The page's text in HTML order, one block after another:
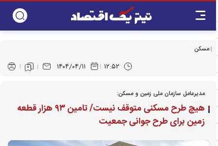
مسکن
۱۴۰۴/۰۴/۱۱ ۱۲:۵۲
مدیرعامل سازمان ملی زمین و مسکن:
هیچ طرح مسکنی متوقف نیست/ تامین ۹۳ هزار قطعه
زمین برای طرح جوانی جمعیت